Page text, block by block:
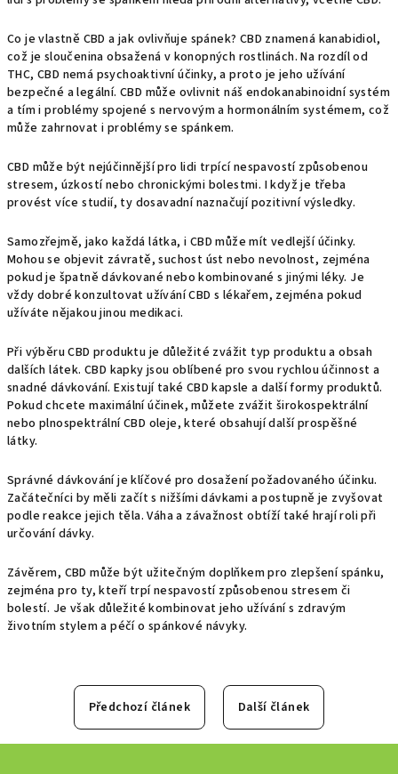
Co je vlastně CBD a jak ovlivňuje spánek? CBD znamená kanabidiol,
což je sloučenina obsažená v konopných rostlinách. Na rozdíl od
THC, CBD nemá psychoaktivní účinky, a proto je jeho užívání
bezpečné a legální. CBD může ovlivnit náš endokanabinoidní systém
a tím i problémy spojené s nervovým a hormonálním systémem, což
může zahrnovat i problémy se spánkem.
CBD může být nejúčinnější pro lidi trpící nespavostí způsobenou
stresem, úzkostí nebo chronickými bolestmi. I když je třeba
provést více studií, ty dosavadní naznačují pozitivní výsledky.
Samozřejmě, jako každá látka, i CBD může mít vedlejší účinky.
Mohou se objevit závratě, suchost úst nebo nevolnost, zejména
pokud je špatně dávkované nebo kombinované s jinými léky. Je
vždy dobré konzultovat užívání CBD s lékařem, zejména pokud
užíváte nějakou jinou medikaci.
Při výběru CBD produktu je důležité zvážit typ produktu a obsah
dalších látek. CBD kapky jsou oblíbené pro svou rychlou účinnost a
snadné dávkování. Existují také CBD kapsle a další formy produktů.
Pokud chcete maximální účinek, můžete zvážit širokospektrální
nebo plnospektrální CBD oleje, které obsahují další prospěšné
látky.
Správné dávkování je klíčové pro dosažení požadovaného účinku.
Začátečníci by měli začít s nižšími dávkami a postupně je zvyšovat
podle reakce jejich těla. Váha a závažnost obtíží také hrají roli při
určování dávky.
Závěrem, CBD může být užitečným doplňkem pro zlepšení spánku,
zejména pro ty, kteří trpí nespavostí způsobenou stresem či
bolestí. Je však důležité kombinovat jeho užívání s zdravým
životním stylem a péčí o spánkové návyky.
Předchozí článek Další článek